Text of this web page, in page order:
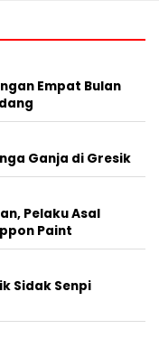
Empat Bulan
Ganja di Gresik
Pelaku Asal
Paint
Sidak Senpi